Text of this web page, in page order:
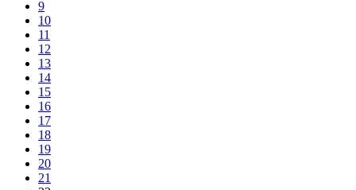
9
10
11
12
13
14
15
16
17
18
19
20
21